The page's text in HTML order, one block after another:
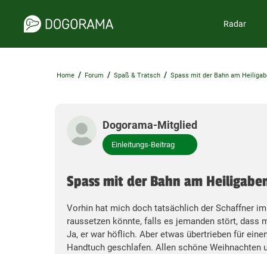
Radar
Home / Forum / Spaß & Tratsch / Spass mit der Bahn am
Dogorama-Mitglied
Einleitungs-Beitrag
Spass mit der Bahn am
Vorhin hat mich doch tatsächlich der Schaffner
raussetzen könnte, falls es jemanden stört, dass
Ja, er war höflich. Aber etwas übertrieben für
Handtuch geschlafen. Allen schöne Weihnachten